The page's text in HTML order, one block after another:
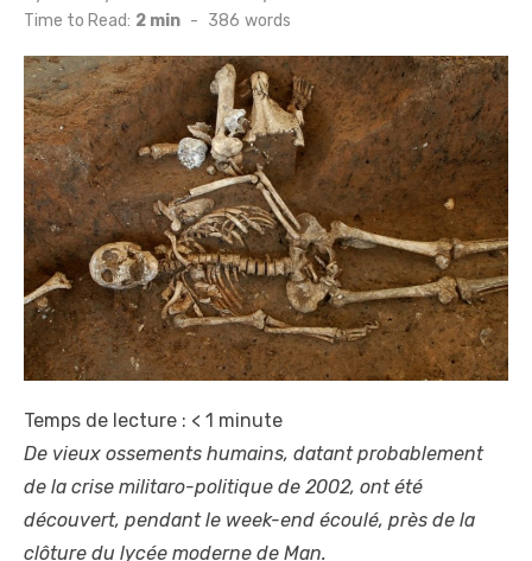
Time to Read: 2 min - 386 words
Temps de lecture : < 1 minute
De vieux ossements humains, datant probablement
de la crise militaro-politique de 2002, ont été
découvert, pendant le week-end écoulé, près de la
clôture du lycée moderne de Man.